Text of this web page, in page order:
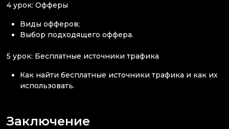
4 урок: Офферы
Виды офферов;
Выбор подходящего оффера.
5 урок: Бесплатные источники трафика
Как найти бесплатные источники трафика и как их
использовать.
Заключение